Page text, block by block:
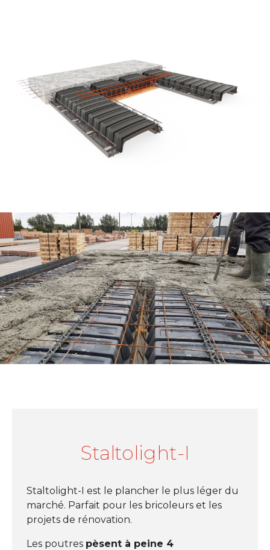
Staltolight-I
Staltolight-I est le plancher le plus léger du
marché. Parfait pour les bricoleurs et les
projets de rénovation.
Les poutres pèsent à peine 4